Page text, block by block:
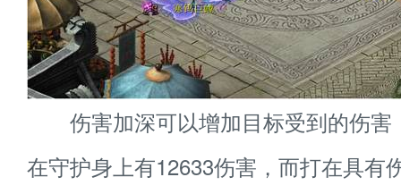
伤害加深可以增加目标受到的伤害
在守护身上有12633伤害，而打在具有